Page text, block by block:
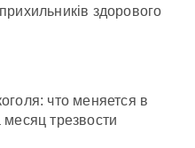
здорового
что меняется в
трезвости